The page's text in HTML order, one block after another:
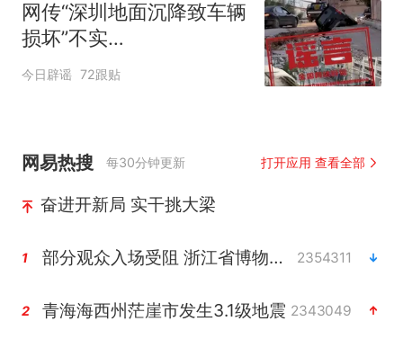
网传“深圳地面沉降致车辆
损坏”不实
（2026·08·06）
今日辟谣 72跟贴
网易热搜 每30分钟更新 打开应用 查看全部
奋进开新局 实干挑大梁
1 部分观众入场受阻 浙江省博物馆致歉 2354311
2 青海海西州茫崖市发生3.1级地震 2343049